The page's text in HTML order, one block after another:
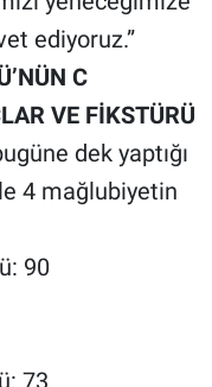
ediyoruz.”
C
VE FİKSTÜRÜ
dek yaptığı
4 mağlubiyetin
90